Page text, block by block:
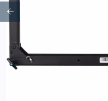
Previous